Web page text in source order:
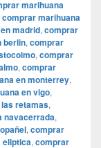
marihuana
comprar marihuana
madrid, comprar
berlin, comprar
, comprar
, comprar
en monterrey,
en vigo,
retamas,
navacerrada,
, comprar
eliptica, comprar